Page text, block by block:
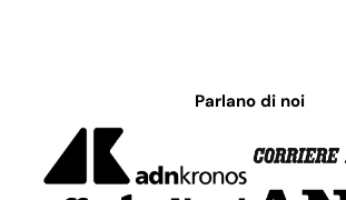
Parlano di noi